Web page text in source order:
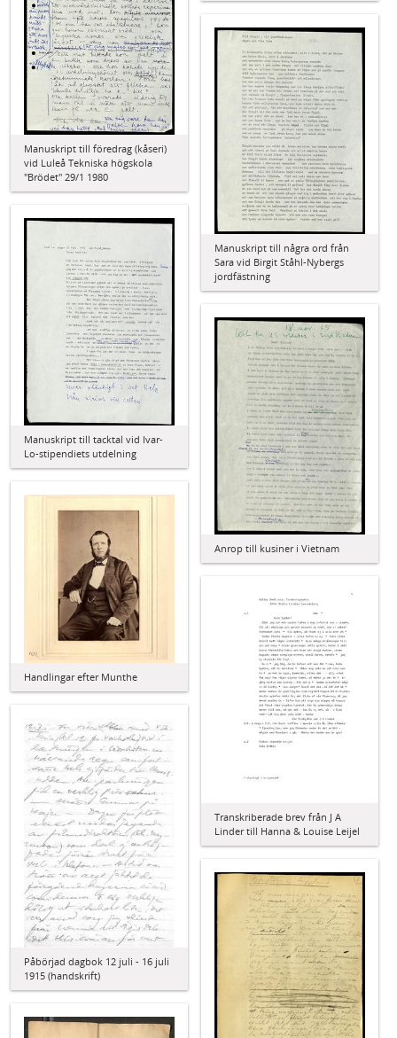
Manuskript till föredrag (kåseri)
vid Luleå Tekniska högskola
"Brödet" 29/1 1980
Manuskript till några ord från
Sara vid Birgit Ståhl-Nybergs
jordfästning
Manuskript till tacktal vid Ivar-
Lo-stipendiets utdelning
Anrop till kusiner i Vietnam
Handlingar efter Munthe
Transkriberade brev från J A
Linder till Hanna & Louise Leijel
Påbörjad dagbok 12 juli - 16 juli
1915 (handskrift)